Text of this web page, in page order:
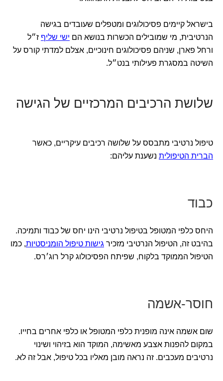
בישראל קיימים פסיכולוגים ומטפלים שעובדים בגישה
הנרטיבית, מי שמובילים הכשרות בנושא הם ישי שליף ז״ל
ורחל פארן, שניהם פסיכולוגים חינוכיים, אצלם למדתי קורס על
השיטה במסגרת פעילותי בנט״ל.
שלושת הרכיבים המרכזיים של הגישה
טיפול נרטיבי מתבסס על שלושה רכיבים עיקריים, כאשר
הברית הטיפולית נשענת עליהם:
כבוד
היחס כלפי המטופל בטיפול נרטיבי הינו יחס של כבוד ותמיכה.
בהיבט זה, הטיפול הנרטיבי מזכיר גישות טיפול הומניסטיות, כמו
הטיפול הממוקד בלקוח, שפיתח הפסיכולוג קרל רוג׳רס.
חוסר-אשמה
שום אשמה אינה מופנית כלפי המטופל או כלפי אחרים בחייו.
במקום להפנות אצבע מאשימה, המוקד הוא בזיהוי ושינוי
נרטיבים מעכבים. זה נראה מובן מאליו בכל טיפול, אבל זה לא.